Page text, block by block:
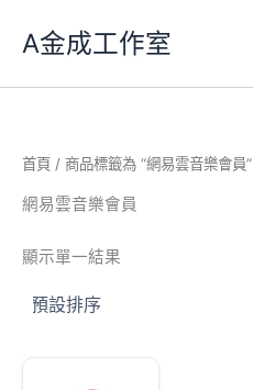
要
A金成工作室
首頁 / 商品標籤為 “網易雲音樂會員”
網易雲音樂會員
顯示單一結果